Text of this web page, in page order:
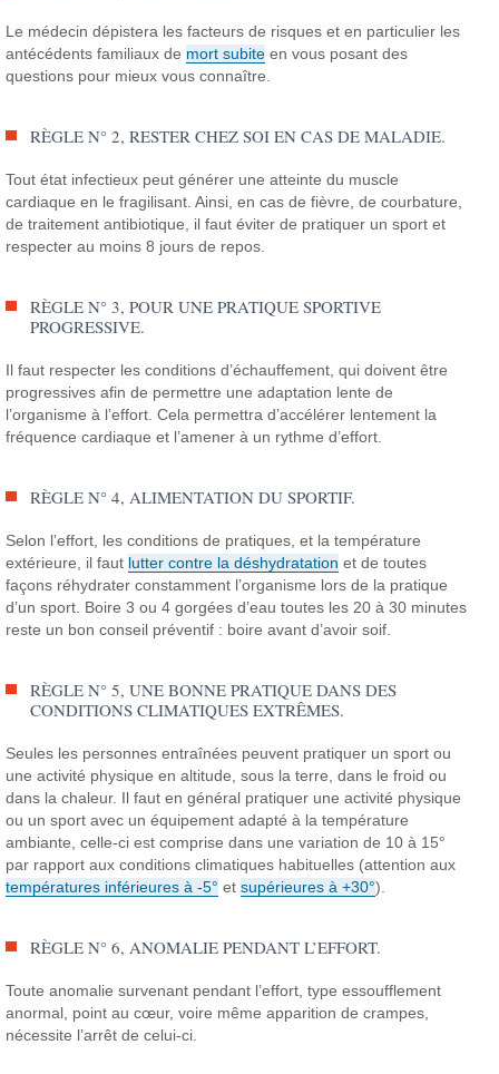
Le médecin dépistera les facteurs de risques et en particulier les
antécédents familiaux de mort subite en vous posant des
questions pour mieux vous connaître.
RÈGLE N° 2, RESTER CHEZ SOI EN CAS DE MALADIE.
Tout état infectieux peut générer une atteinte du muscle
cardiaque en le fragilisant. Ainsi, en cas de fièvre, de courbature,
de traitement antibiotique, il faut éviter de pratiquer un sport et
respecter au moins 8 jours de repos.
RÈGLE N° 3, POUR UNE PRATIQUE SPORTIVE
PROGRESSIVE.
Il faut respecter les conditions d’échauffement, qui doivent être
progressives afin de permettre une adaptation lente de
l’organisme à l’effort. Cela permettra d’accélérer lentement la
fréquence cardiaque et l’amener à un rythme d’effort.
RÈGLE N° 4, ALIMENTATION DU SPORTIF.
Selon l’effort, les conditions de pratiques, et la température
extérieure, il faut lutter contre la déshydratation et de toutes
façons réhydrater constamment l’organisme lors de la pratique
d’un sport. Boire 3 ou 4 gorgées d’eau toutes les 20 à 30 minutes
reste un bon conseil préventif : boire avant d’avoir soif.
RÈGLE N° 5, UNE BONNE PRATIQUE DANS DES
CONDITIONS CLIMATIQUES EXTRÊMES.
Seules les personnes entraînées peuvent pratiquer un sport ou
une activité physique en altitude, sous la terre, dans le froid ou
dans la chaleur. Il faut en général pratiquer une activité physique
ou un sport avec un équipement adapté à la température
ambiante, celle-ci est comprise dans une variation de 10 à 15°
par rapport aux conditions climatiques habituelles (attention aux
températures inférieures à -5° etsupérieures à +30°).
RÈGLE N° 6, ANOMALIE PENDANT L’EFFORT.
Toute anomalie survenant pendant l’effort, type essoufflement
anormal, point au cœur, voire même apparition de crampes,
nécessite l’arrêt de celui-ci.